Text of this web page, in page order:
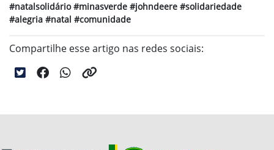
#natalsolidário #minasverde #johndeere #solidariedade
#alegria #natal #comunidade
Compartilhe esse artigo nas redes sociais: